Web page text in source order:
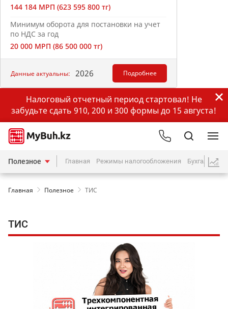
144 184 МРП (623 595 800 тг)
Минимум оборота для постановки на учет
по НДС за год
20 000 МРП (86 500 000 тг)
Данные актуальны: 2026 Подробнее
Налоговый отчетный период стартовал! Не
забудьте сдать 910, 200 и 300 формы до 15 августа!
Полезное Главная Режимы налогообложения Бухгалтерия
Главная Полезное ТИС
ТИС